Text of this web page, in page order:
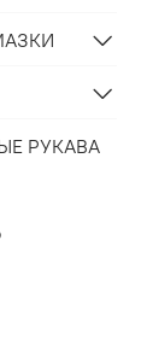
РУКАВА